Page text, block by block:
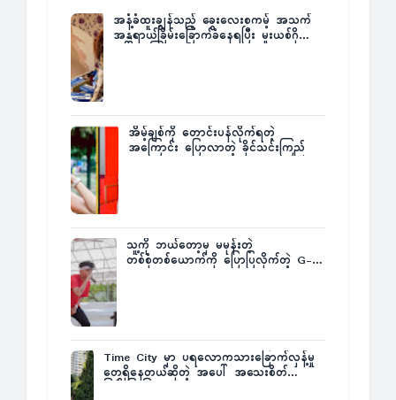
အနံ့ခံထူးချွန်သည့် ခွေးလေးစကမ့် အသက်
အန္တရာယ်ခြိမ်းခြောက်ခံနေရပြီး မူးယစ်ဂိုဏ်း
အိမ့်ချစ်ကို တောင်းပန်လိုက်ရတဲ့
အကြောင်း ပြောလာတဲ့ ခိုင်သင်းကြည်
သူ့ကို ဘယ်တော့မှ မမုန်းတဲ့
တစ်စုံတစ်ယောက်ကို ပြောပြလိုက်တဲ့ G-
Time City မှာ ပရလောကသားခြောက်လှန့်မှု
တွေရှိနေတယ်ဆိုတဲ့ အပေါ် အသေးစိတ်